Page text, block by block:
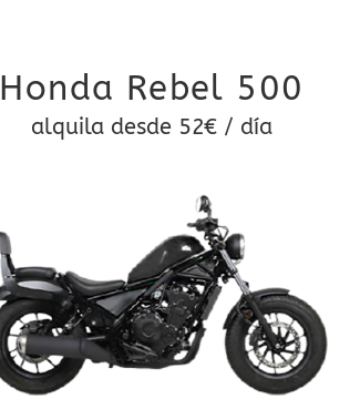
Honda Rebel 500
alquila desde 52€ / día